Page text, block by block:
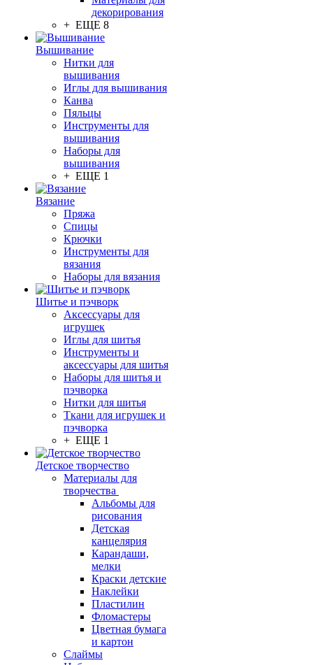
декорирования
+ ЕЩЕ 8
Вышивание
Нитки для
вышивания
Иглы для вышивания
Канва
Пяльцы
Инструменты для
вышивания
Наборы для
вышивания
+ ЕЩЕ 1
Вязание
Пряжа
Спицы
Крючки
Инструменты для
вязания
Наборы для вязания
Шитье и пэчворк
Аксессуары для
игрушек
Иглы для шитья
Инструменты и
аксессуары для шитья
Наборы для шитья и
пэчворка
Нитки для шитья
Ткани для игрушек и
пэчворка
+ ЕЩЕ 1
Детское творчество
Материалы для
творчества
Альбомы для
рисования
Детская
канцелярия
Карандаши,
мелки
Краски детские
Наклейки
Пластилин
Фломастеры
Цветная бумага
и картон
Слаймы